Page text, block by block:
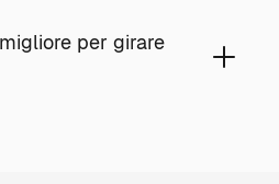
per girare